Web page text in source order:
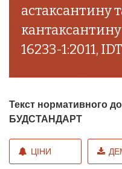
астаксантину
кантаксантину
16233-1:2011,
Текст нормативного
БУДСТАНДАРТ
ЦІНИ